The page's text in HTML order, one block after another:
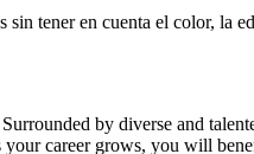
tener en cuenta el color, la
by diverse and
career grows, you will